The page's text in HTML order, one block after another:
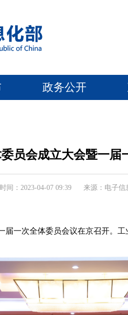
政务公开
员会成立大会暨一届
间：2023-04-07 09:39 来源：电子信
一次全体委员会议在京召开。